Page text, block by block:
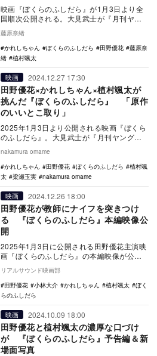
映画『ぼくらのふしだら』が1月3日より全
国順次公開される。大見武士が『月刊ヤン
グキングアワーズGH』（少年画報社刊）で
連載したダ…
藤原奈緒
かれしちゃん
ぼくらのふしだら 田野優花
藤原奈
緒
植村颯太
映画 2024.12.27 17:30
田野優花×かれしちゃん×植村颯太が
挑んだ『ぼくらのふしだら』 「原作
のいいとこ取り」
2025年1月3日より公開される映画『ぼくら
のふしだら』。大見武士が『月刊ヤングキ
した…
nakamura omame
かれしちゃん
田野優花 ぼくらのふしだら
植村颯
太
梁瀬玉実 nakamura omame
映画 2024.12.26 18:00
田野優花が教師にナイフを突きつけ
る 『ぼくらのふしだら』本編映像公
開
2025年1月3日に公開される田野優花主演映
画『ぼくらのふしだら』の本編映像が公開
された。 本作は、2015年に少年画報社
『…
リアルサウンド映画部
田野優花
小林大介 かれしちゃん 植村颯太
ぼく
らのふしだら
映画 2024.10.09 18:00
田野優花と植村颯太の濃厚な口づけ
が 『ぼくらのふしだら』予告編＆新
場面写真